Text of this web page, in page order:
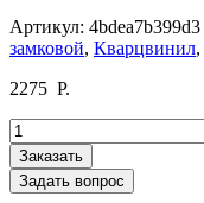
Артикул: 4bdea7b399d3
замковой, Кварцвинил,
2275 Р.
Количество
товара
Progressive
house
Заказать
Задать вопрос